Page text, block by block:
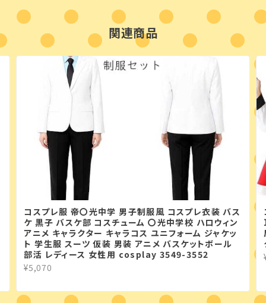
関連商品
コスプレ服 帝〇光中学 男子制服風 コスプレ衣装 バス
ケ 黒子 バスケ部 コスチューム 〇光中学校 ハロウィン
アニメ キャラクター キャラコス ユニフォーム ジャケッ
ト 学生服 スーツ 仮装 男装 アニメ バスケットボール
部活 レディース 女性用 cosplay 3549-3552
¥5,070